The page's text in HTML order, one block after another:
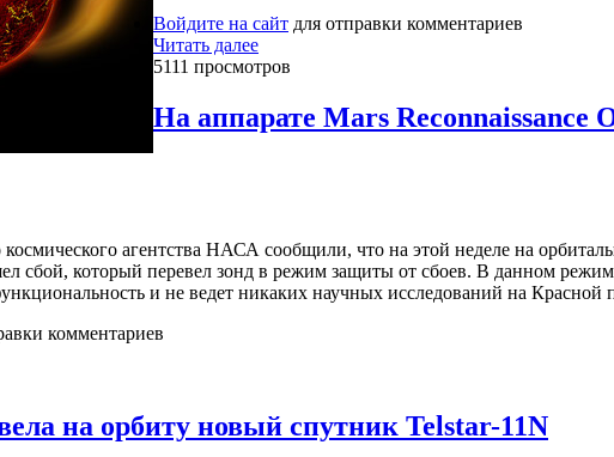
Войдите на сайт для отправки комментариев
Читать далее
5111 просмотров
На аппарате Mars Reconnaissance
агентства НАСА сообщили, что на этой неделе на
сбой, который перевел зонд в режим защиты от сбоев. В данном
и не ведет никаких научных исследований на Красной
комментариев
на орбиту новый спутник Telstar-11N